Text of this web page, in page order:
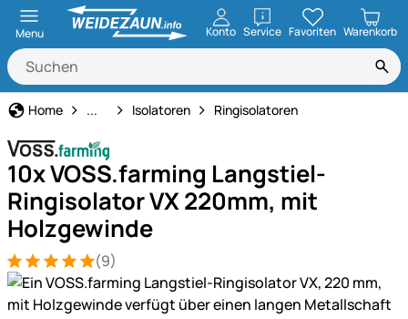
Menu Konto ServiceöffnenFavoriten Warenkorb
Home Weidezaun
... Isolatoren Ringisolatoren
10x VOSS.farming Langstiel-
Ringisolator VX 220mm, mit
Holzgewinde
Bewertung: 5 von 5 (9 Bewertungen)
9 Bewertungen
(9)
Produktgalerie